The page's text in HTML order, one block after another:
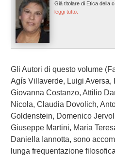
Già titolare di Etica della
leggi tutto.
Gli Autori di questo volume
Agís Villaverde, Luigi Aversa,
Giovanna Costanzo, Attilio
Nicola, Claudia Dovolich,
Goldenstein, Domenico
Giuseppe Martini, Maria
Daniella Iannotta, sono
lunga frequentazione